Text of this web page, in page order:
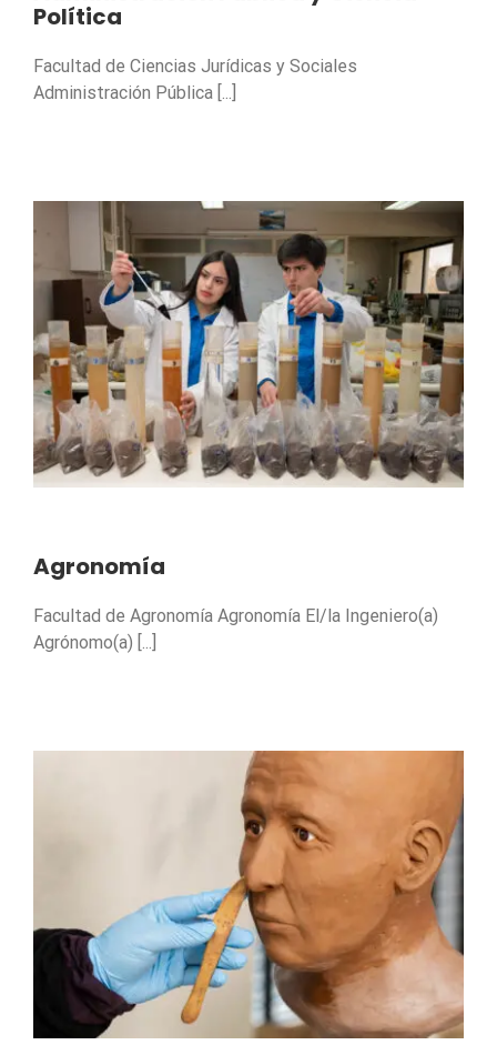
Política
Facultad de Ciencias Jurídicas y Sociales
Administración Pública [...]
Agronomía
Facultad de Agronomía Agronomía El/la Ingeniero(a)
Agrónomo(a) [...]